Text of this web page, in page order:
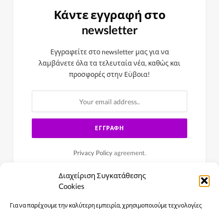
Διαχείριση Συγκατάθεσης
Cookies
Για να παρέχουμε την καλύτερη εμπειρία, χρησιμοποιούμε τεχνολογίες
Κάντε εγγραφή στο
newsletter
Εγγραφείτε στο newsletter μας για να
λαμβάνετε όλα τα τελευταία νέα, καθώς και
προσφορές στην Εϋβοια!
Privacy Policyagreement.